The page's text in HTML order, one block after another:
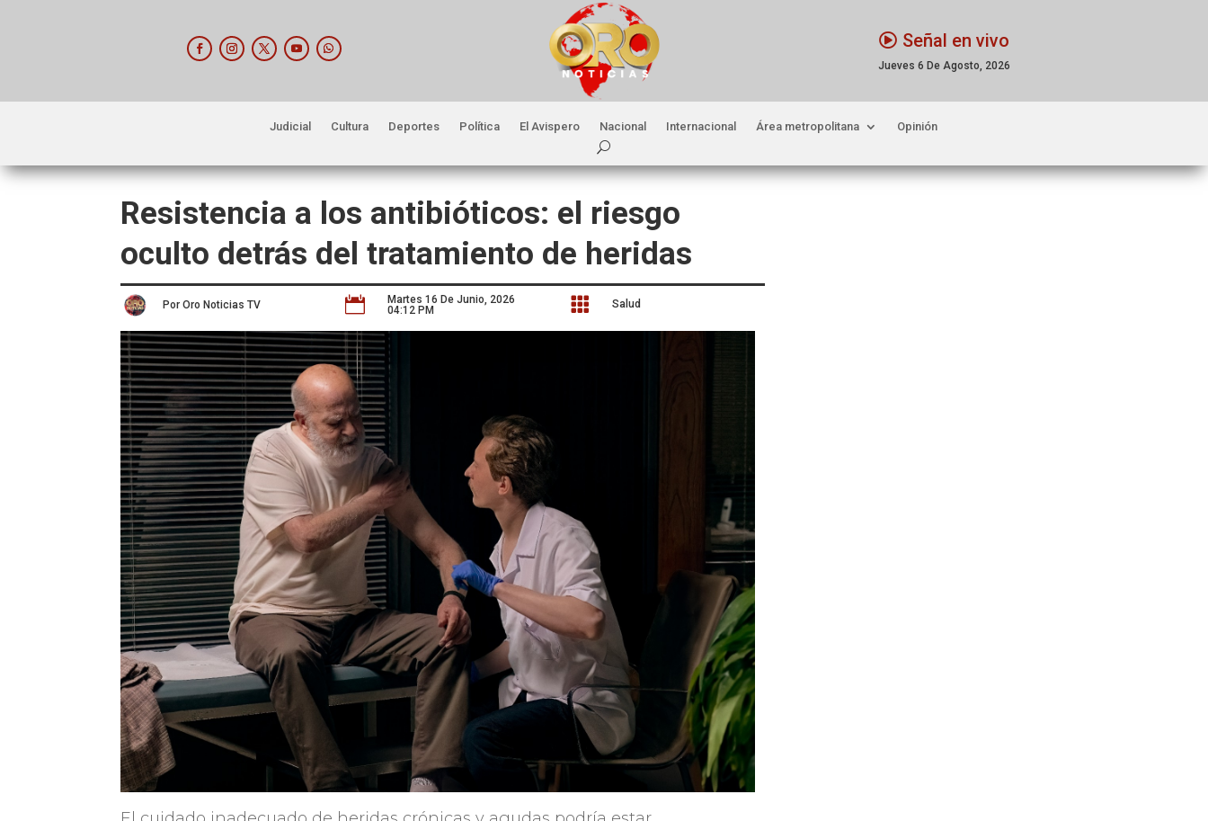
Señal en vivo
Jueves 6 De Agosto, 2026
Judicial Cultura Deportes Política El Avispero Nacional Internacional Área metropolitana Opinión
Resistencia a los antibióticos: el riesgo
oculto detrás del tratamiento de heridas
Por Oro Noticias TV 
Martes 16 De Junio, 2026
04:12 PM
 Salud